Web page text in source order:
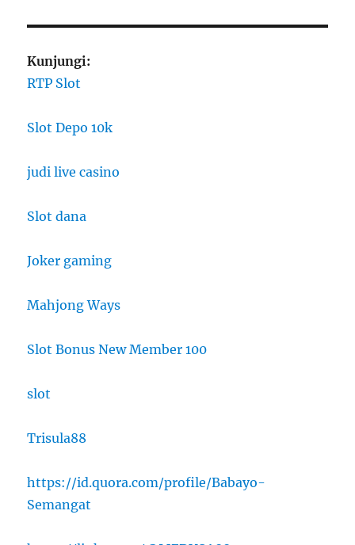
Kunjungi:
RTP Slot
Slot Depo 10k
judi live casino
Slot dana
Joker gaming
Mahjong Ways
Slot Bonus New Member 100
slot
Trisula88
https://id.quora.com/profile/Babayo-
Semangat